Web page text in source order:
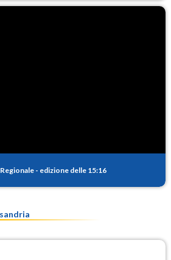
- edizione delle 15:16